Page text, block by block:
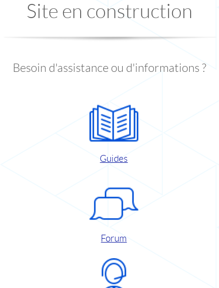
Site en construction
Besoin d'assistance ou d'informations ?
Guides
Forum